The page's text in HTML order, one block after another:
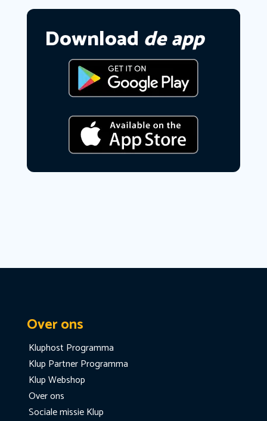
Download de app
Over ons
Kluphost Programma
Klup Partner Programma
Klup Webshop
Over ons
Sociale missie Klup